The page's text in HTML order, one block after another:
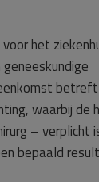
het
waarbij de
– verplicht
bepaald